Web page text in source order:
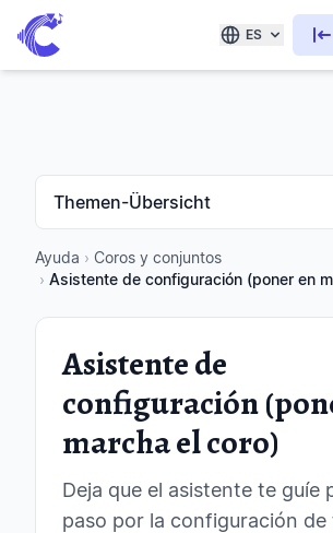
ES
Themen-Übersicht
Ayuda › Coros y conjuntos
› Asistente de configuración (poner en
Asistente de
configuración
marcha el coro)
Deja que el asistente te guíe
paso por la configuración de